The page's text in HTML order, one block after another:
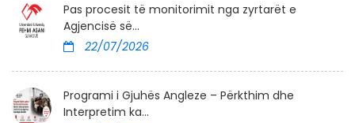
Pas procesit të monitorimit nga zyrtarët e
Agjencisë së...
22/07/2026
Programi i Gjuhës Angleze – Përkthim dhe
Interpretim ka...